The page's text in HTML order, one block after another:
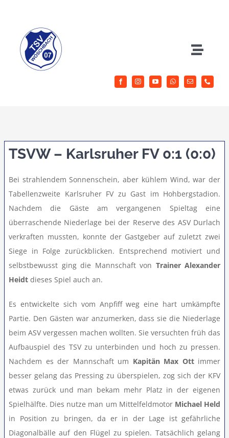
springen
Toggle
Herrenfussball
Sportangebote
Aktuelles
Verein
Teamshop
Clubhausumbau
Rechtliches
TSVW – Karlsruher FV 0:1 (0:0)
Bei strahlendem Sonnenschein, aber kühlem Wind, war der
Tabellenzweite Karlsruher FV zu Gast im Hohbergstadion.
Nachdem die Gäste am vergangenen Spieltag eine
überraschende Niederlage bei der Reserve des ASV Durlach
verkraften mussten, konnte der Gastgeber auf zuletzt zwei
Siege in Folge zurückblicken. Entsprechend motiviert und
selbstbewusst ging die Mannschaft von Trainer Alexander
Heidt dieses Spiel auch an.
Es entwickelte sich vom Anpfiff weg eine hart umkämpfte
Partie. Den Gästen war anzumerken, dass sie die Niederlage
beim ASV vergessen machen wollten. Sie versuchten früh das
Aufbauspiel des TSV zu unterbinden und hoch zu pressen.
Nachdem es der Mannschaft um Kapitän Max Ottimmer
besser gelang das Pressing zu überspielen, zog sich der KFV
etwas zurück und man bekam mehr Platz in der eigenen
Spielhälfte. Dies nutze man um Mittelfeldmotor Michael Held
in Position zu bringen, da er in der Lage ist gefährliche
Diagonalbälle auf den Flügel zu spielen. Tatsächlich gelang